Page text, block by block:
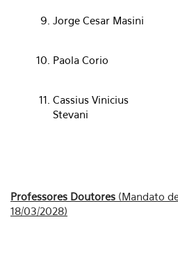
Jorge Cesar Masini
Paola Corio
Cassius Vinicius
Stevani
Professores Doutores (Mandato
18/03/2028)